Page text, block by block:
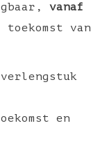
vanaf
van
en